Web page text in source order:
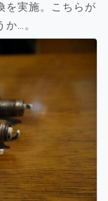
を実施。こちらが
…。